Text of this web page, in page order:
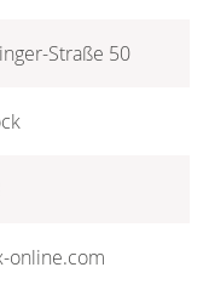
Straße 50
online.com